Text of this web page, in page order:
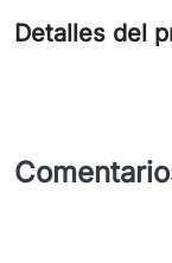
Detalles del